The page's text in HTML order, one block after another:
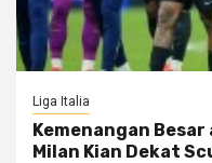
Liga Italia
Kemenangan
Milan Kian Dekat